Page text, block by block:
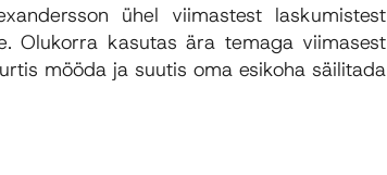
ühel viimastest laskumistest
Olukorra kasutas ära temaga viimasest
mööda ja suutis oma esikoha säilitada